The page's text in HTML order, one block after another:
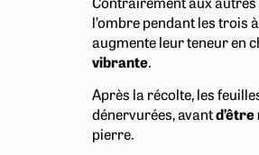
l’ombre pendant les trois
augmente leur teneur en
vibrante.
Après la récolte, les
dénervurées, avant
pierre.